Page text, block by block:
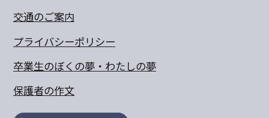
交通のご案内
プライバシーポリシー
卒業生のぼくの夢・わたしの夢
保護者の作文